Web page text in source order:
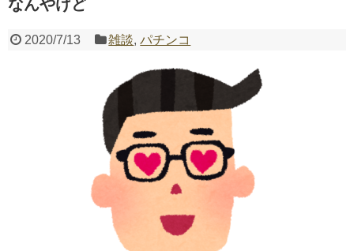
なんやけど
2020/7/13 雑談,パチンコ